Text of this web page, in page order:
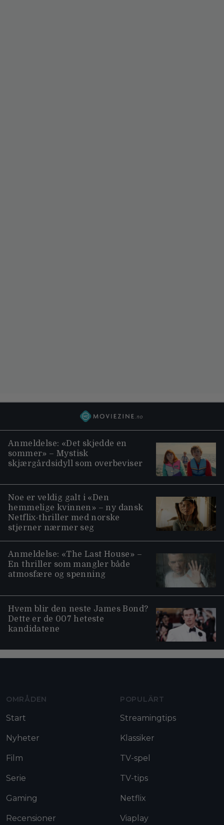
Anmeldelse: «Det skjedde en
sommer» – Mystisk
skjærgårdsidyll som overbeviser
Noe er veldig galt i «Den
hemmelige kvinnen» – ny dansk
Netflix-thriller med norske
stjerner nærmer seg
Anmeldelse: «The Last House» –
En thriller som mangler både
atmosfære og spenning
Hvem blir den neste James Bond?
Dette er de 007 heteste
kandidatene
OMRÅDEN
Start
Nyheter
Film
Serie
Gaming
Recensioner
POPULÄRT
Streamingtips
Klassiker
TV-spel
TV-tips
Netflix
Viaplay